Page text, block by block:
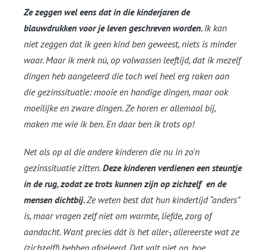
Ze zeggen wel eens dat in die kinderjaren de
blauwdrukken voor je leven geschreven worden. Ik kan
niet zeggen dat ik geen kind ben geweest, niets is minder
waar. Maar ik merk nú, op volwassen leeftijd, dat ik mezelf
dingen heb aangeleerd die toch wel heel erg raken aan
die gezinssituatie: mooie en handige dingen, maar ook
moeilijke en zware dingen. Ze horen er allemaal bij,
maken me wie ik ben. En daar ben ik trots op!
Net als op al die andere kinderen die nu in zo’n
gezinssituatie zitten.Deze kinderen verdienen een steuntje
in de rug, zodat ze trots kunnen zijn op zichzelf en de
mensen dichtbij.Ze weten best dat hun kindertijd “anders”
is, maar vragen zelf niet om warmte, liefde, zorg of
aandacht. Want precies dát is het aller-, allereerste wat ze